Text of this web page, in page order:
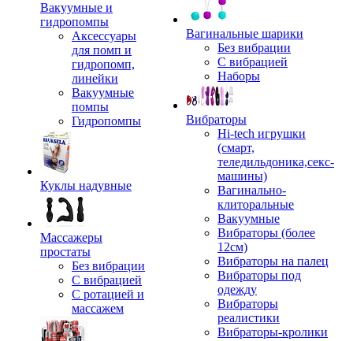
Вакуумные и
гидропомпы
Аксессуары
для помп и
гидропомп,
линейки
Вакуумные
помпы
Гидропомпы
Куклы надувные
Массажеры
простаты
Без вибрации
С вибрацией
С ротацией и
массажем
Вагинальные шарики
Без вибрации
С вибрацией
Наборы
Вибраторы
Hi-tech игрушки
(смарт,
теледильдоника,секс-
машины)
Вагинально-
клиторальные
Вакуумные
Вибраторы (более
12см)
Вибраторы на палец
Вибраторы под
одежду
Вибраторы
реалистики
Вибраторы-кролики